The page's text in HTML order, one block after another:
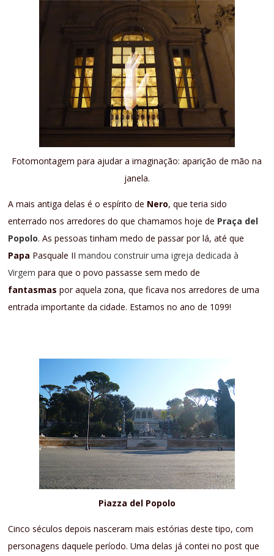
Fotomontagem para ajudar a imaginação: aparição de mão na
janela.
A mais antiga delas é o espírito de Nero, que teria sido
enterrado nos arredores do que chamamos hoje de Praça del
Popolo. As pessoas tinham medo de passar por lá, até que
Papa Pasquale IImandou construir uma igreja dedicada à
Virgem para que o povo passasse sem medo de
fantasmas por aquela zona, que ficava nos arredores de uma
entrada importante da cidade. Estamos no ano de 1099!
Piazza del Popolo
Cinco séculos depois nasceram mais estórias deste tipo, com
personagens daquele período. Uma delas já contei no post que